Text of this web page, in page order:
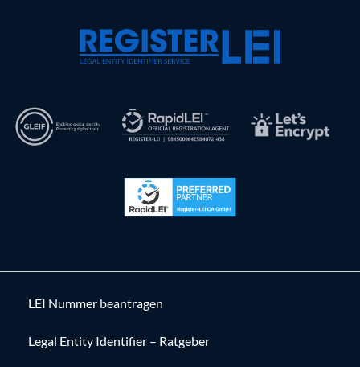
LEI Nummer beantragen
Legal Entity Identifier – Ratgeber